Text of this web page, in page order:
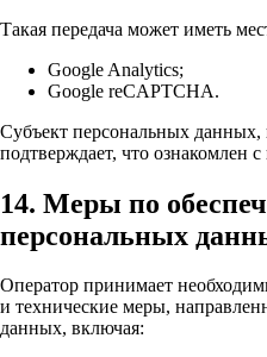
Такая передача может иметь
Google Analytics;
Google reCAPTCHA.
Субъект персональных данных,
подтверждает, что ознакомлен
14. Меры по
персональных
Оператор принимает
и технические меры,
данных, включая: